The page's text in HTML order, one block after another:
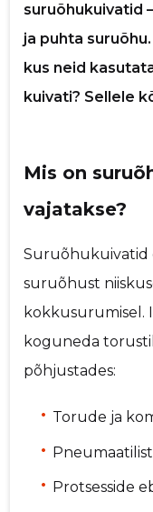
suruõhukuivatid
ja puhta
kus neid
kuivati? Sellele
Mis on
vajatakse?
Suruõhukuivatid
suruõhust
kokkusurumisel.
koguneda
põhjustades:
Torude ja
Protsesside
Saaja e-mail
Sinu nimi